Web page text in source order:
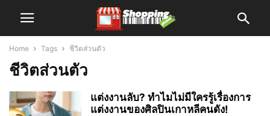
Home Tags ชีวิตส่วนตัว
ชีวิตส่วนตัว
แต่งงานลับ? ทำไมไม่มีใครรู้เรื่องการ
แต่งงานของศิลปินเกาหลีคนดัง!